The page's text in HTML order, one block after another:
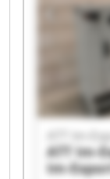
ATT Im-
ATT Im-
Im-